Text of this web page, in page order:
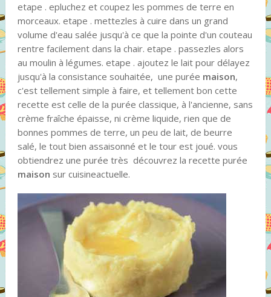
etape . epluchez et coupez les pommes de terre en
morceaux. etape . mettezles à cuire dans un grand
volume d'eau salée jusqu'à ce que la pointe d'un couteau
rentre facilement dans la chair. etape . passezles alors
au moulin à légumes. etape . ajoutez le lait pour délayez
jusqu'à la consistance souhaitée, une purée maison,
c'est tellement simple à faire, et tellement bon cette
recette est celle de la purée classique, à l'ancienne, sans
crème fraîche épaisse, ni crème liquide, rien que de
bonnes pommes de terre, un peu de lait, de beurre
salé, le tout bien assaisonné et le tour est joué. vous
obtiendrez une purée très découvrez la recette purée
maison sur cuisineactuelle.